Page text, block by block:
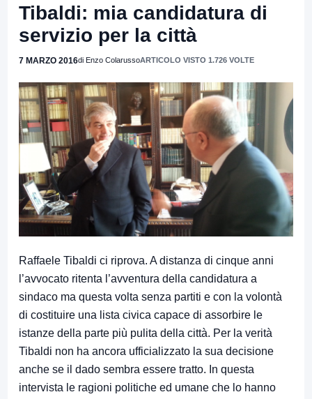
Tibaldi: mia candidatura di
servizio per la città
7 MARZO 2016di Enzo ColarussoARTICOLO VISTO 1.726 VOLTE
Raffaele Tibaldi ci riprova. A distanza di cinque anni
l’avvocato ritenta l’avventura della candidatura a
sindaco ma questa volta senza partiti e con la volontà
di costituire una lista civica capace di assorbire le
istanze della parte più pulita della città. Per la verità
Tibaldi non ha ancora ufficializzato la sua decisione
anche se il dado sembra essere tratto. In questa
intervista le ragioni politiche ed umane che lo hanno